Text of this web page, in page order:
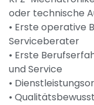
oder technische
• Erste operative
Serviceberater
• Erste
und Service
•
•